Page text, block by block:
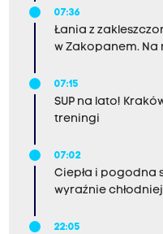
07:36
Łania z
w Zakopanem.
07:15
SUP na lato!
treningi
07:02
Ciepła i pogodna
wyraźnie
22:05